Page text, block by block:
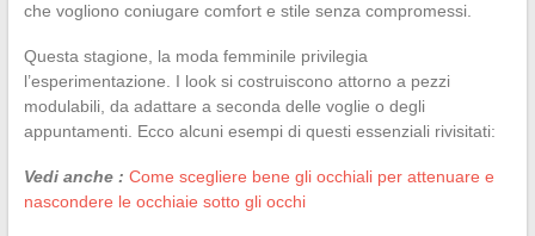
che vogliono coniugare comfort e stile senza compromessi.
Questa stagione, la moda femminile privilegia
l’esperimentazione. I look si costruiscono attorno a pezzi
modulabili, da adattare a seconda delle voglie o degli
appuntamenti. Ecco alcuni esempi di questi essenziali rivisitati:
Vedi anche : Come scegliere bene gli occhiali per attenuare e
nascondere le occhiaie sotto gli occhi